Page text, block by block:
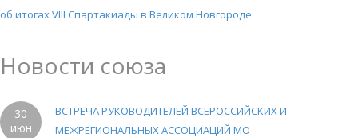
об итогах VIII Спартакиады в Великом Новгороде
Новости союза
30
июн
ВСТРЕЧА РУКОВОДИТЕЛЕЙ ВСЕРОССИЙСКИХ И
МЕЖРЕГИОНАЛЬНЫХ АССОЦИАЦИЙ МО